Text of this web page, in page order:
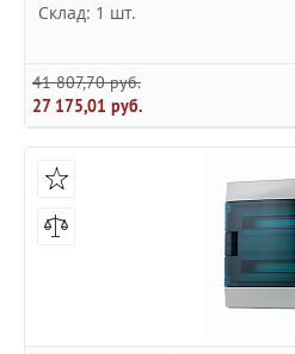
Склад: 1 шт.
41 807,70 руб.
27 175,01 руб.